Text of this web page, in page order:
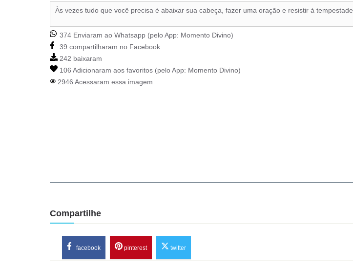
Às vezes tudo que você precisa é abaixar sua cabeça, fazer uma oração e resistir à tempestade.
374 Enviaram ao Whatsapp (pelo App: Momento Divino)
39 compartilharam no Facebook
242 baixaram
106 Adicionaram aos favoritos (pelo App: Momento Divino)
2946 Acessaram essa imagem
Compartilhe
facebook pinterest twitter